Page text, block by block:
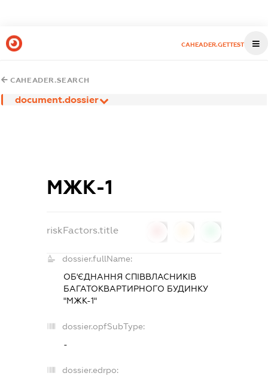
CAHEADER.GETTEST
CAHEADER.SEARCH
document.dossier
МЖК-1
riskFactors.title
dossier.fullName:
ОБ'ЄДНАННЯ СПІВВЛАСНИКІВ
БАГАТОКВАРТИРНОГО БУДИНКУ
"МЖК-1"
dossier.opfSubType:
-
dossier.edrpo: